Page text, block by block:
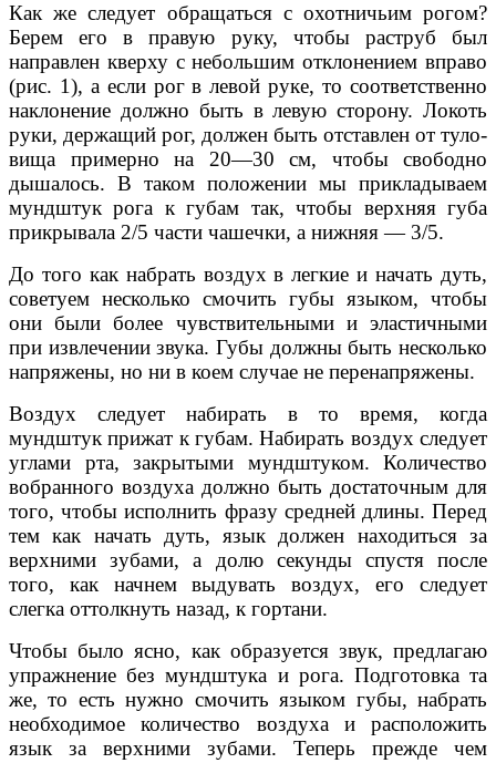
Как же следует обращаться с охотничьим рогом?
Берем его в правую руку, чтобы раструб был
направлен кверху с небольшим отклонением вправо
(рис. 1), а если рог в левой руке, то соответственно
наклонение должно быть в левую сторону. Локоть
руки, держащий рог, должен быть отставлен от туло­
вища примерно на 20—30 см, чтобы свободно
дышалось. В таком положении мы прикладываем
мундштук рога к губам так, чтобы верхняя губа
прикрывала 2/5 части чашечки, а нижняя — 3/5.
До того как набрать воздух в легкие и начать дуть,
советуем несколько смочить губы языком, чтобы
они были более чувствительными и эластичными
при извлечении звука. Губы должны быть несколько
напряжены, но ни в коем случае не перенапряжены.
Воздух следует набирать в то время, когда
мундштук прижат к губам. Набирать воздух следует
углами рта, закрытыми мундштуком. Количество
вобранного воздуха должно быть достаточным для
того, чтобы исполнить фразу средней длины. Перед
тем как начать дуть, язык должен находиться за
верхними зубами, а долю секунды спустя после
того, как начнем выдувать воздух, его следует
слегка оттолкнуть назад, к гортани.
Чтобы было ясно, как образуется звук, предлагаю
упражнение без мундштука и рога. Подготовка та
же, то есть нужно смочить языком губы, набрать
необходимое количество воздуха и расположить
язык за верхними зубами. Теперь прежде чем